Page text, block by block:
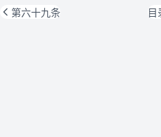
第六十九条 目